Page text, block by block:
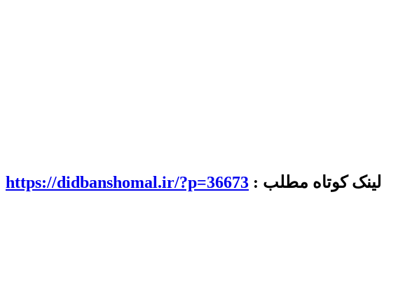
لینک کوتاه مطلب : https://didbanshomal.ir/?p=36673